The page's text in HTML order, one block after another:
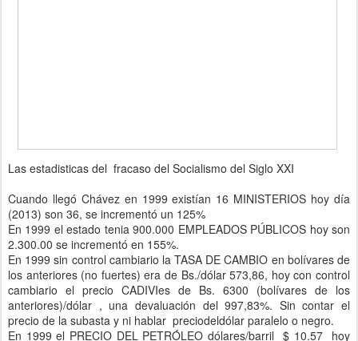
Las estadisticas del fracaso del Socialismo del Siglo XXI
Cuando llegó Chávez en 1999 existían 16 MINISTERIOS hoy día
(2013) son 36, se incrementó un 125%
En 1999 el estado tenia 900.000 EMPLEADOS PÚBLICOS hoy son
2.300.00 se incrementó en 155%.
En 1999 sin control cambiario la TASA DE CAMBIO en bolívares de
los anteriores (no fuertes) era de Bs./dólar 573,86, hoy con control
cambiario el precio CADIVIes de Bs. 6300 (bolívares de los
anteriores)/dólar , una devaluación del 997,83%. Sin contar el
precio de la subasta y ni hablar preciodeldólar paralelo o negro.
En 1999 el PRECIO DEL PETRÓLEO dólares/barril $ 10.57 hoy